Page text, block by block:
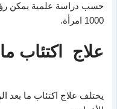
حسب دراسة علمية يمكن
1000 امرأة.
علاج اكتئاب ما
يختلف علاج اكتئاب ما بعد